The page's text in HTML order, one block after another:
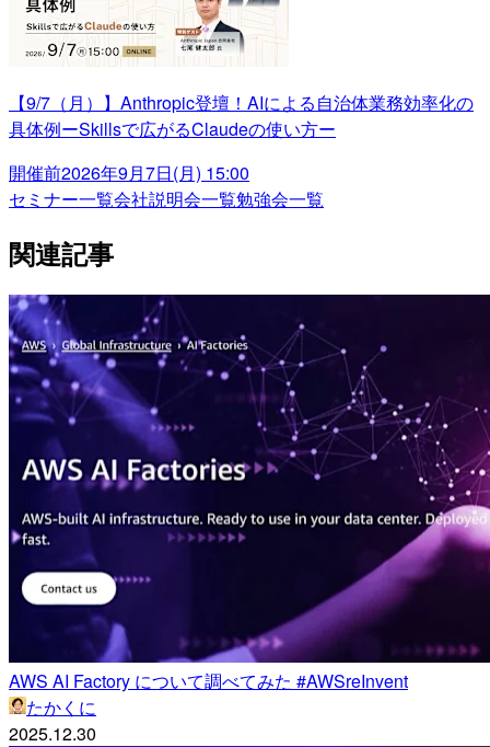
【9/7（月）】Anthropic登壇！AIによる自治体業務効率化の
具体例ーSkillsで広がるClaudeの使い方ー
開催前2026年9月7日(月) 15:00
セミナー一覧会社説明会一覧勉強会一覧
関連記事
AWS AI Factory について調べてみた #AWSreInvent
たかくに
2025.12.30